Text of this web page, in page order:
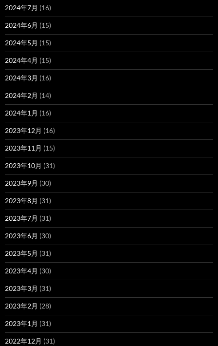
2024年7月 (16)
2024年6月 (15)
2024年5月 (15)
2024年4月 (15)
2024年3月 (16)
2024年2月 (14)
2024年1月 (16)
2023年12月 (16)
2023年11月 (15)
2023年10月 (31)
2023年9月 (30)
2023年8月 (31)
2023年7月 (31)
2023年6月 (30)
2023年5月 (31)
2023年4月 (30)
2023年3月 (31)
2023年2月 (28)
2023年1月 (31)
2022年12月 (31)